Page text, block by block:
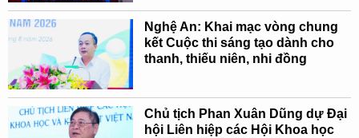
Nghệ An: Khai mạc vòng chung
kết Cuộc thi sáng tạo dành cho
thanh, thiếu niên, nhi đồng
Chủ tịch Phan Xuân Dũng dự Đại
hội Liên hiệp các Hội Khoa học